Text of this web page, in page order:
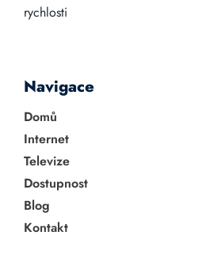
rychlosti
Navigace
Domů
Internet
Televize
Dostupnost
Blog
Kontakt